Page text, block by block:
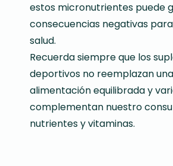
estos micronutrientes puede
consecuencias negativas
salud.
Recuerda siempre que los
deportivos no reemplazan una
alimentación equilibrada y
complementan nuestro
nutrientes y vitaminas.